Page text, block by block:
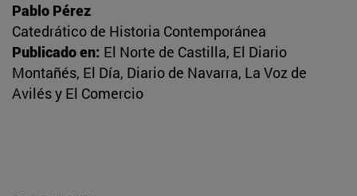
Pablo Pérez
Catedrático de Historia Contemporánea
Publicado en: El Norte de Castilla, El Diario
Montañés, El Día, Diario de Navarra, La Voz de
Avilés y El Comercio